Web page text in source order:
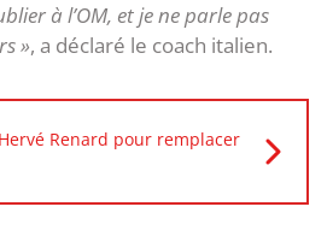
à l’OM, et je ne parle pas
», a déclaré le coach italien.
Renard pour remplacer